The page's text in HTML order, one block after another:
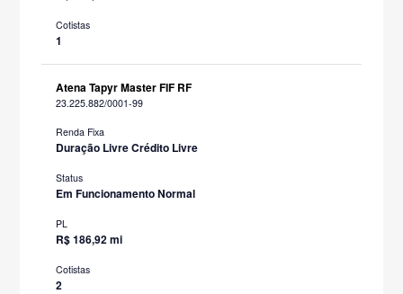
Cotistas
1
Atena Tapyr Master FIF RF
23.225.882/0001-99
Renda Fixa
Duração Livre Crédito Livre
Status
Em Funcionamento Normal
PL
R$ 186,92 mi
Cotistas
2